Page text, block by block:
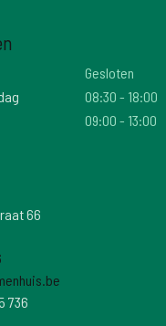
Gesloten
08:30 - 18:00
09:00 - 13:00
66
736